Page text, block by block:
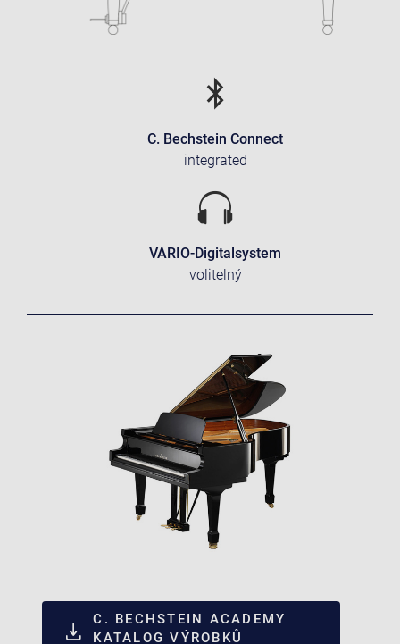
C. Bechstein Connect
integrated
VARIO-Digitalsystem
volitelný
C. BECHSTEIN ACADEMY
KATALOG VÝROBKŮ